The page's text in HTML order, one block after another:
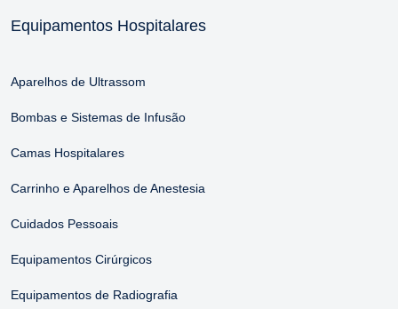
Equipamentos Hospitalares
Aparelhos de Ultrassom
Bombas e Sistemas de Infusão
Camas Hospitalares
Carrinho e Aparelhos de Anestesia
Cuidados Pessoais
Equipamentos Cirúrgicos
Equipamentos de Radiografia